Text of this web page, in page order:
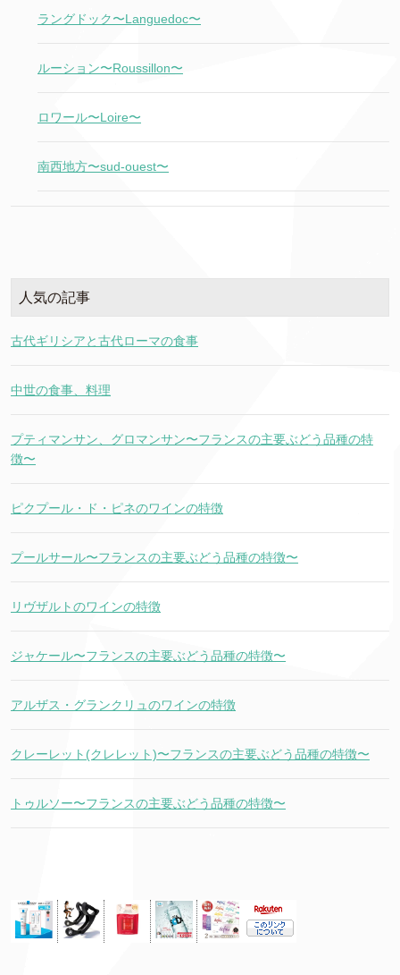
ラングドック〜Languedoc〜
ルーション〜Roussillon〜
ロワール〜Loire〜
南西地方〜sud-ouest〜
人気の記事
古代ギリシアと古代ローマの食事
中世の食事、料理
プティマンサン、グロマンサン〜フランスの主要ぶどう品種の特
徴〜
ピクプール・ド・ピネのワインの特徴
プールサール〜フランスの主要ぶどう品種の特徴〜
リヴザルトのワインの特徴
ジャケール〜フランスの主要ぶどう品種の特徴〜
アルザス・グランクリュのワインの特徴
クレーレット(クレレット)〜フランスの主要ぶどう品種の特徴〜
トゥルソー〜フランスの主要ぶどう品種の特徴〜